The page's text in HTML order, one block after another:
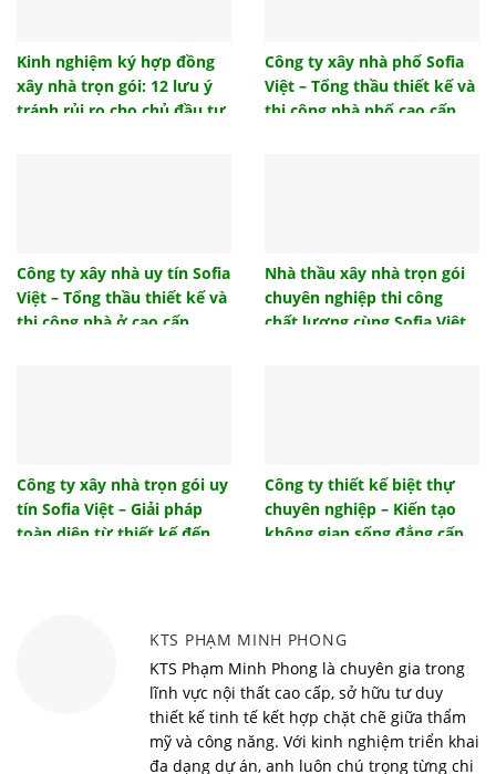
chuẩn phong thủy
Lựa chọn mẫu vách ngăn nhà vệ sinh nào phù hợp
công trình của bạn?
phong thủy Sofia Việt
Mẫu thiết kế nội thất phòng ngủ đẹp hiện đại 2021
trọng
Tham khảo một số giải pháp thiết kế đèn phòng
khách ấn tượng
Top 10 xu hướng nội thất thông minh đón đầu trào
lưu năm 2022
Phong cách minimalism và những điều nhất định
Kinh nghiệm ký hợp đồng
xây nhà trọn gói: 12 lưu ý
tránh rủi ro cho chủ đầu tư
Công ty xây nhà phố Sofia
Việt – Tổng thầu thiết kế và
thi công nhà phố cao cấp,
Công ty xây nhà uy tín Sofia
Việt – Tổng thầu thiết kế và
thi công nhà ở cao cấp
Nhà thầu xây nhà trọn gói
chuyên nghiệp thi công
chất lượng cùng Sofia Việt
Công ty xây nhà trọn gói uy
tín Sofia Việt – Giải pháp
toàn diện từ thiết kế đến
Công ty thiết kế biệt thự
chuyên nghiệp – Kiến tạo
không gian sống đẳng cấp
KTS PHẠM MINH PHONG
KTS Phạm Minh Phong là chuyên gia trong
lĩnh vực nội thất cao cấp, sở hữu tư duy
thiết kế tinh tế kết hợp chặt chẽ giữa thẩm
mỹ và công năng. Với kinh nghiệm triển khai
đa dạng dự án, anh luôn chú trọng từng chi